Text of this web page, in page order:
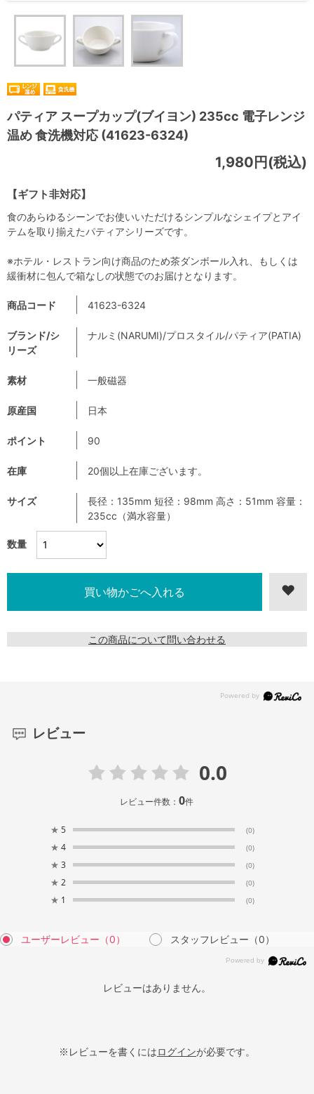
パティア スープカップ(ブイヨン) 235cc 電子レンジ
温め 食洗機対応 (41623-6324)
【ギフト非対応】
1,980円(税込)
数量
商品コード 41623-6324
ブランド/シ
リーズ
ナルミ(NARUMI)/プロスタイル/パティア(PATIA)
素材 一般磁器
原産国 日本
ポイント 90
在庫 20個以上在庫ございます。
サイズ
長径：135mm 短径：98mm 高さ：51mm 容量：
235cc（満水容量）
この商品について問い合わせる
食のあらゆるシーンでお使いいただけるシンプルなシェイプとアイ
テムを取り揃えたパティアシリーズです。
※ホテル・レストラン向け商品のため茶ダンボール入れ、もしくは
緩衝材に包んで箱なしの状態でのお届けとなります。
レビュー
0.0
レビュー件数：0件
★ 5 (0)
★ 4 (0)
★ 3 (0)
★ 2 (0)
★ 1 (0)
ユーザーレビュー （0） スタッフレビュー （0）
レビューはありません。
※レビューを書くにはログインが必要です。